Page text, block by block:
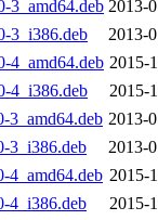
3_amd64.deb 2013-
3_i386.deb
2013-
4_amd64.deb 2015-
4_i386.deb
2015-
3_amd64.deb 2013-
3_i386.deb
2013-
4_amd64.deb 2015-
4_i386.deb
2015-